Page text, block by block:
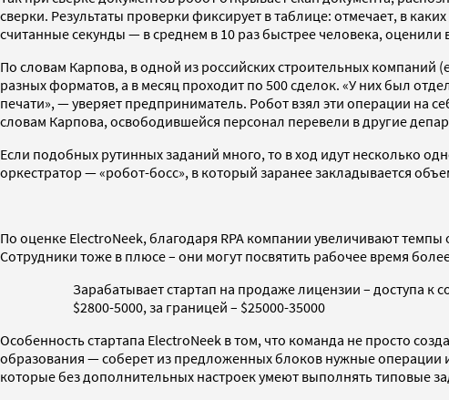
сверки. Результаты проверки фиксирует в таблице: отмечает, в
считанные секунды — в среднем в 10 раз быстрее человека, оценили
По словам Карпова, в одной из российских строительных компаний
разных форматов, а в месяц проходит по 500 сделок. «У них был
печати», — уверяет предприниматель. Робот взял эти операции на
словам Карпова, освободившейся персонал перевели в другие
Если подобных рутинных заданий много, то в ход идут несколько
оркестратор — «робот-босс», в который заранее закладывается
По оценке ElectroNeek, благодаря RPA компании увеличивают
Сотрудники тоже в плюсе – они могут посвятить рабочее время
Зарабатывает стартап на продаже лицензии – доступа к
$2800-5000, за границей – $25000-35000
Особенность стартапа ElectroNeek в том, что команда не просто
образования — соберет из предложенных блоков нужные операции
которые без дополнительных настроек умеют выполнять типовые